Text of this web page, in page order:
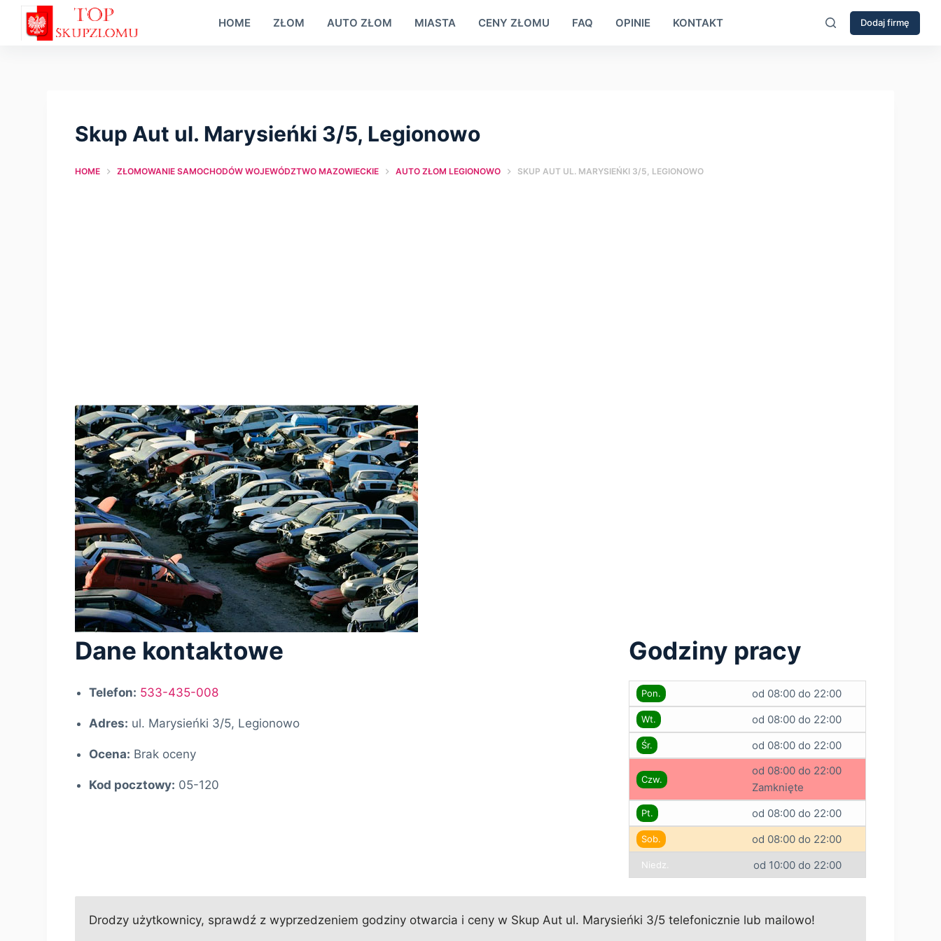
HOME ZŁOM AUTO ZŁOM MIASTA CENY ZŁOMU FAQ OPINIE KONTAKT Dodaj firmę
Skup Aut ul. Marysieńki 3/5, Legionowo
HOME ZŁOMOWANIE SAMOCHODÓW WOJEWÓDZTWO MAZOWIECKIE AUTO ZŁOM LEGIONOWO SKUP AUT UL. MARYSIEŃKI 3/5, LEGIONOWO
Dane kontaktowe
Telefon: 533-435-008
Adres: ul. Marysieńki 3/5, Legionowo
Ocena: Brak oceny
Kod pocztowy: 05-120
Godziny pracy
Pon. od 08:00 do 22:00
Wt. od 08:00 do 22:00
Śr. od 08:00 do 22:00
Czw.
od 08:00 do 22:00
Zamknięte
Pt. od 08:00 do 22:00
Sob. od 08:00 do 22:00
Niedz. od 10:00 do 22:00
Drodzy użytkownicy, sprawdź z wyprzedzeniem godziny otwarcia i ceny w Skup Aut ul. Marysieńki 3/5 telefonicznie lub mailowo!